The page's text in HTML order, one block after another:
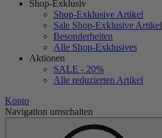
Shop-Exklusiv
Shop-Exklusive Artikel
Sale Shop-Exklusive Artikel
Besonderheiten
Alle Shop-Exklusives
Aktionen
SALE - 20%
Alle reduzierten Artikel
Konto
Navigation umschalten